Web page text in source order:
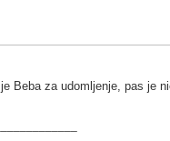
Beba za udomljenje, pas je